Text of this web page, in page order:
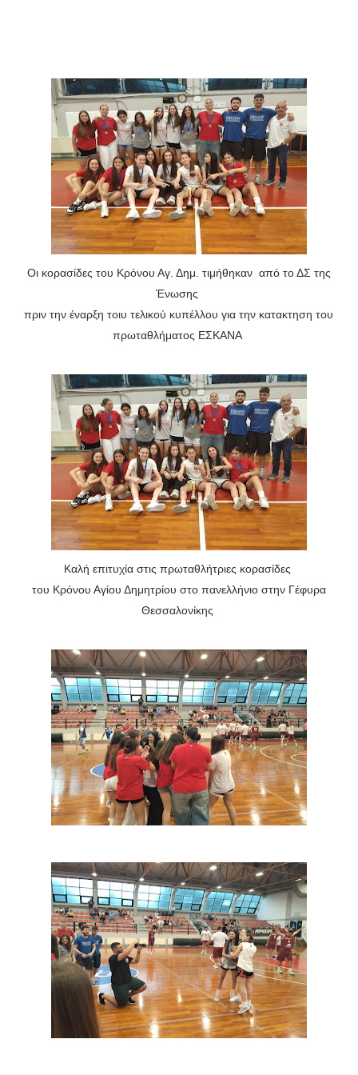
U21: Τεράστια πρόκριση για τον Πανελευσινιακό στον
Γ΄ανδρών play offs : "Σκληρό" καρύδι η Φιλία Περάματος
Play off B εφήβων Β φάση Στο f4 ΑΕ Ρέντη, Πέρα , Ερμής
Οι κορασίδες του Κρόνου Αγ. Δημ. τιμήθηκαν από το ΔΣ της
Ένωσης
πριν την έναρξη τοιυ τελικού κυπέλλου για την κατακτηση του
πρωταθλήματος ΕΣΚΑΝΑ
Καλή επιτυχία στις πρωταθλήτριες κορασίδες
του Κρόνου Αγίου Δημητρίου στο πανελλήνιο στην Γέφυρα
Θεσσαλονίκης